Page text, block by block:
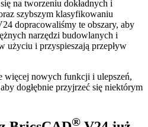
na tworzeniu dokładnych i
szybszym klasyfikowaniu
dopracowaliśmy te obszary, aby
narzędzi budowlanych i
użyciu i przyspieszają przepływ
nowych funkcji i ulepszeń,
dogłębnie przyjrzeć się niektórym
®